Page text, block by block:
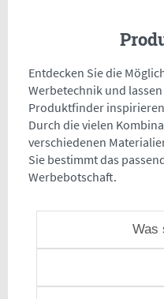
Entdecken Sie die
Werbetechnik und
Produktfinder
Durch die vielen
verschiedenen
Sie bestimmt das
Werbebotschaft.
Was